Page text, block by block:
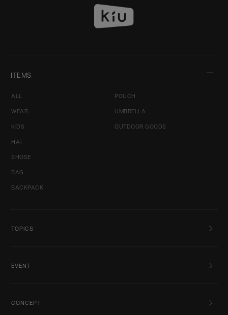
ITEMS
ALL
WEAR
KIDS
HAT
SHOSE
BAG
BACKPACK
POUCH
UMBRELLA
OUTDOOR GOODS
TOPICS
EVENT
CONCEPT